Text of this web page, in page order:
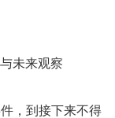
未来观察
，到接下来不得